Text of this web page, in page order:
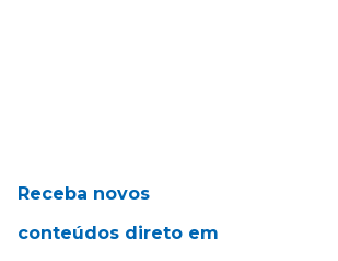
Receba novos
conteúdos direto em